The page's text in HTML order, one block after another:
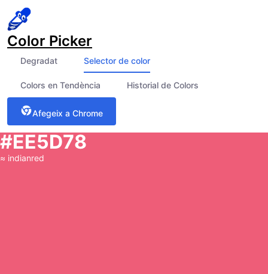
Color Picker
Degradat Selector de color
Colors en Tendència Historial de Colors
Afegeix a Chrome
#EE5D78
≈ indianred